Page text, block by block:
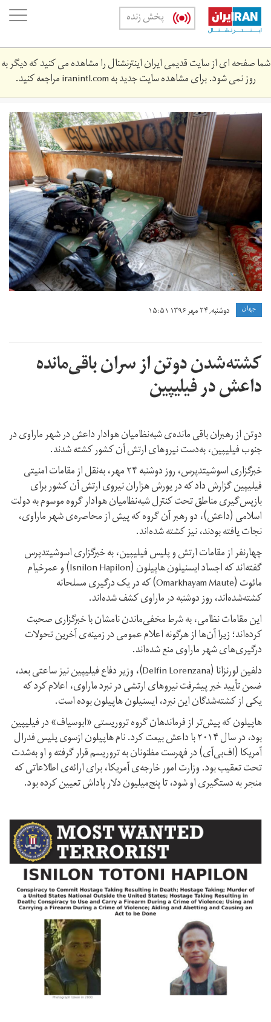
Skip
main
content
پخش زنده
شما صفحه ای از سایت قدیمی ایران اینترنشنال را مشاهده می کنید که دیگر به
روز نمی شود. برای مشاهده سایت جدید بهiranintl.comمراجعه کنید.
2017-
09-
militants-
battle.jpg
جهان دوشنبه, ۲۴ مهر ۱۳۹۶ ۱۵:۵۱
کشته‌شدن دوتن از سران باقی‌مانده
داعش در فیلیپین
دوتن از رهبران باقی مانده‌ی شبه‌نظامیان هوادار داعش در شهر ماراوی در
جنوب فیلیپین، به‌دست نیروهای ارتش آن کشور کشته شدند.
خبرگزاری اسوشیتدپرس، روز دوشنبه ۲۴ مهر، به‌نقل از مقامات امنیتی
فیلیپین گزارش داد که در یورش هزاران نیروی ارتش آن کشور برای
بازپس‌گیری مناطق تحت کنترل شبه‌نظامیان هوادار گروه موسوم به دولت
اسلامی (داعش)، دو رهبر آن گروه که پیش‌ از محاصره‌ی شهر ماراوی،
نجات یافته بودند، نیز کشته شده‌اند.
چهارنفر از مقامات ارتش و پلیس فیلیپین، به خبرگزاری اسوشیتدپرس
گفته‌اند که اجساد ایسنیلون هاپیلون (Isnilon Hapilon) و عمرخیام
مائوت (Omarkhayam Maute) که در یک درگیری مسلحانه
کشته‌شده‌اند، روز دوشنبه در ماراوی کشف شده‌اند.
این مقامات نظامی، به شرط مخفی‌ماندن نامشان با خبرگزاری صحبت
کرده‌اند؛ زیرا آن‌ها از هرگونه اعلام عمومی در زمینه‌ی آخرین تحولات
درگیری‌های شهر ماراوی منع شده‌اند.
دلفین لورنزانا (Delfin Lorenzana)، وزیر دفاع فیلیپین نیز ساعتی بعد،
ضمن تأیید خبر پیشرفت نیروهای ارتشی در نبرد ماراوی، اعلام کرد که
یکی از کشته‌شدگان این نبرد، ایسنیلون هاپیلون بوده است.
هاپیلون که پیش‌تر از فرماندهان گروه تروریستی «ابوسیاف» در فیلیپین
بود، در سال ۲۰۱۴ با داعش بیعت کرد. نام هاپیلون ازسوی پلیس فدرال
آمریکا (اف‌بی‌آی) در فهرست مظنونان به تروریسم قرار گرفته و او به‌شدت
تحت تعقیب بود. وزارت امور خارجه‌ی آمریکا، برای ارائه‌ی اطلاعاتی که
منجر به دستگیری او شود، تا پنج‌میلیون دلار پاداش تعیین کرده بود.